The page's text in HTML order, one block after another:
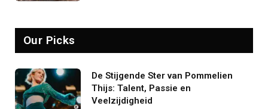
Our Picks
De Stijgende Ster van Pommelien
Thijs: Talent, Passie en
Veelzijdigheid